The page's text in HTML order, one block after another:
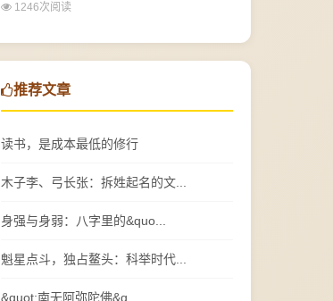
1246次阅读
推荐文章
读书，是成本最低的修行
木子李、弓长张：拆姓起名的文...
身强与身弱：八字里的&quo...
魁星点斗，独占鳌头：科举时代...
&quot;南无阿弥陀佛&q...